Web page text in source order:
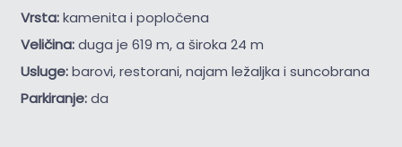
Vrsta:kamenita i popločena
Veličina:duga je 619 m, a široka 24 m
Usluge:barovi, restorani, najam ležaljka i suncobrana
Parkiranje:da